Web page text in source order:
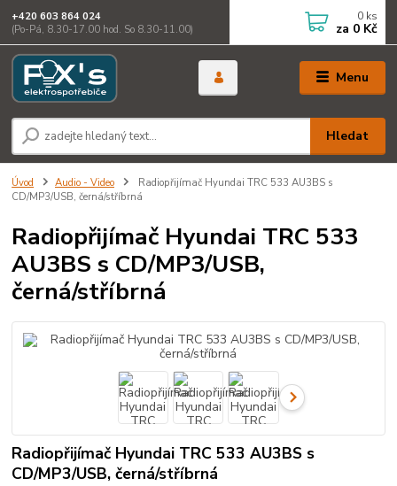
Menu
Hledat
+420 603 864 024
(Po-Pá, 8.30-17.00 hod. So 8.30-11.00)
0 ks
za 0 Kč
Úvod Audio - Video
Radiopřijímač Hyundai TRC 533 AU3BS s
CD/MP3/USB, černá/stříbrná
Radiopřijímač Hyundai TRC 533
AU3BS s CD/MP3/USB,
černá/stříbrná
Radiopřijímač Hyundai TRC 533 AU3BS s
CD/MP3/USB, černá/stříbrná